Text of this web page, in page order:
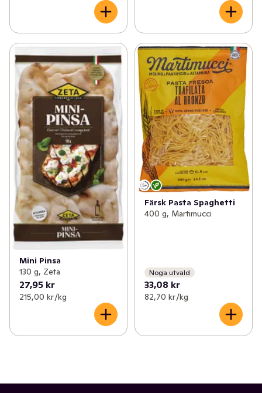
Mini Pinsa
130 g, Zeta
27,95 kr
215,00 kr /kg
Färsk Pasta Spaghetti
400 g, Martimucci
Noga utvald
33,08 kr
82,70 kr /kg